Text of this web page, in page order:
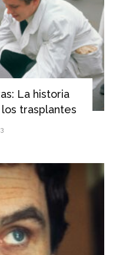
La historia
trasplantes